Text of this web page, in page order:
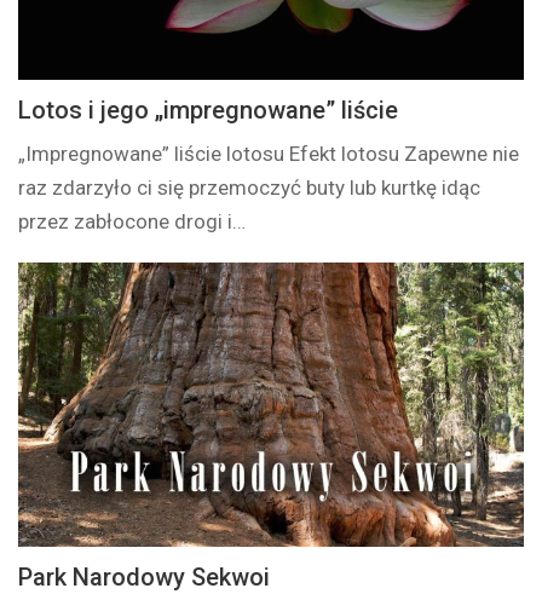
Lotos i jego „impregnowane” liście
„Impregnowane” liście lotosu Efekt lotosu Zapewne nie
raz zdarzyło ci się przemoczyć buty lub kurtkę idąc
przez zabłocone drogi i…
Park Narodowy Sekwoi